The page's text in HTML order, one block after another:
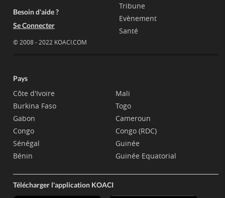
Besoin d'aide ?
Se Connecter
© 2008 - 2022 KOACI.COM
Tribune
Evènement
Santé
Pays
Côte d'Ivoire
Burkina Faso
Gabon
Congo
Sénégal
Bénin
Mali
Togo
Cameroun
Congo (RDC)
Guinée
Guinée Equatorial
Télécharger l'application KOACI